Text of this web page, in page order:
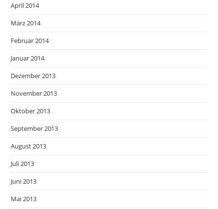
April 2014
März 2014
Februar 2014
Januar 2014
Dezember 2013
November 2013
Oktober 2013
September 2013
August 2013
Juli 2013
Juni 2013
Mai 2013